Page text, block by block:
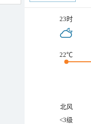
23时
22℃
北风
<3级